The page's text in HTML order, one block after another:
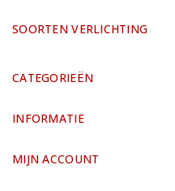
SOORTEN VERLICHTING
CATEGORIEËN
INFORMATIE
MIJN ACCOUNT